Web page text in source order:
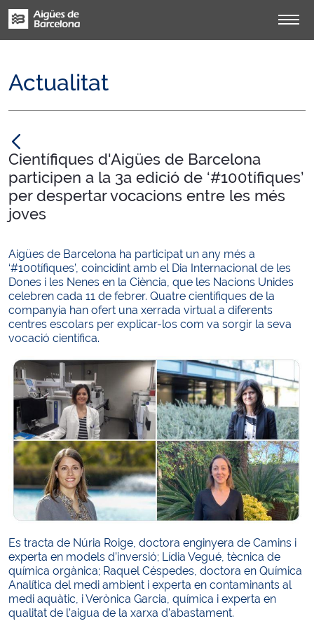
Actualitat
Científiques d'Aigües de Barcelona
participen a la 3a edició de ‘#100tífiques’
per despertar vocacions entre les més
joves
Aigües de Barcelona ha participat un any més a
‘#100tífiques’, coincidint amb el Dia Internacional de les
Dones i les Nenes en la Ciència, que les Nacions Unides
celebren cada 11 de febrer. Quatre científiques de la
companyia han ofert una xerrada virtual a diferents
centres escolars per explicar-los com va sorgir la seva
vocació científica.
Es tracta de Núria Roige, doctora enginyera de Camins i
experta en models d’inversió; Lídia Vegué, tècnica de
química orgànica; Raquel Céspedes, doctora en Química
Analítica del medi ambient i experta en contaminants al
medi aquàtic, i Verònica Garcia, química i experta en
qualitat de l’aigua de la xarxa d’abastament.